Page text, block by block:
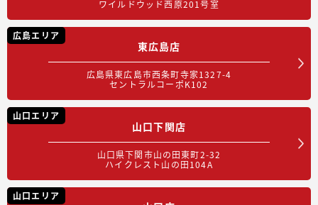
ワイルドウッド西原201号室
広島エリア
東広島店
広島県東広島市西条町寺家1327-4
セントラルコーポK102
山口エリア
山口下関店
山口県下関市山の田東町2-32
ハイクレスト山の田104A
山口エリア